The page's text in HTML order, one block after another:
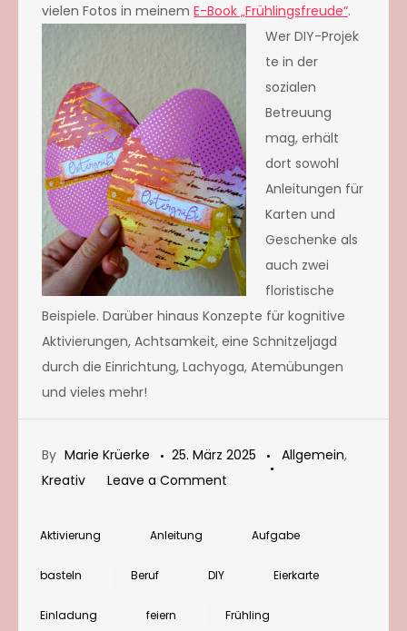
vielen Fotos in meinem E-Book „Frühlingsfreude“.
Wer DIY-Projek
te in der
sozialen
Betreuung
mag, erhält
dort sowohl
Anleitungen für
Karten und
Geschenke als
auch zwei
floristische
Beispiele. Darüber hinaus Konzepte für kognitive
Aktivierungen, Achtsamkeit, eine Schnitzeljagd
durch die Einrichtung, Lachyoga, Atemübungen
und vieles mehr!
By Marie Krüerke 25. März 2025 Allgemein,
Kreativ
Leave a Comment
Aktivierung Anleitung Aufgabe
basteln Beruf DIY Eierkarte
Einladung feiern Frühling